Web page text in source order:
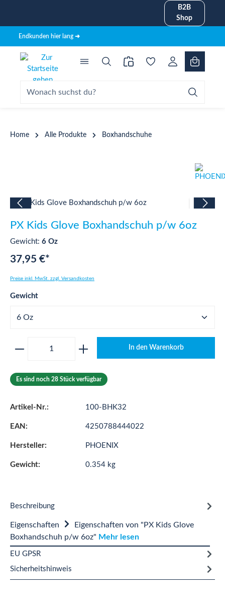
B2B
Shop
Endkunden hier lang ➜
Home Alle Produkte Boxhandschuhe
Bildergalerie überspringen
PX Kids Glove Boxhandschuh p/w 6oz
Gewicht: 6 Oz
37,95 €*
Preise inkl. MwSt. zzgl. Versandkosten
Gewichtauswählen
Produkt Anzahl: Gib den gewünschten
In den Warenkorb
Es sind noch 28 Stück verfügbar
Artikel-Nr.: 100-BHK32
EAN: 4250788444022
Hersteller: PHOENIX
Gewicht: 0.354 kg
Beschreibung
Eigenschaften
Eigenschaften von "PX Kids Glove
Boxhandschuh p/w 6oz" Mehr lesen
EU GPSR
Sicherheitshinweis